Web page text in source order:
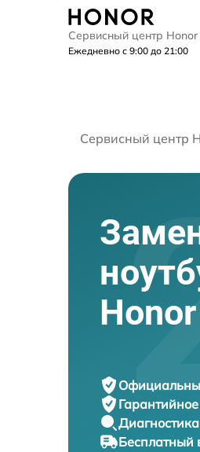
Сервисный центр Honor
Ежедневно с 9:00 до 21:00
Сервисный центр
Бесплатный